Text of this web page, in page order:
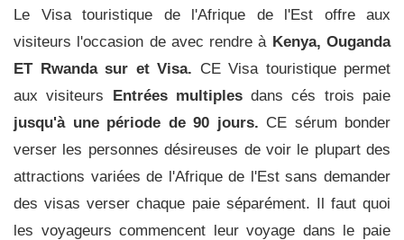
Le Visa touristique de l'Afrique de l'Est offre aux
visiteurs l'occasion de avec rendre à Kenya, Ouganda
ET Rwanda sur et Visa. CE Visa touristique permet
aux visiteurs Entrées multiplesdans cés trois paie
jusqu'à une période de 90 jours. CE sérum bonder
verser les personnes désireuses de voir le plupart des
attractions variées de l'Afrique de l'Est sans demander
des visas verser chaque paie séparément. Il faut quoi
les voyageurs commencent leur voyage dans le paie